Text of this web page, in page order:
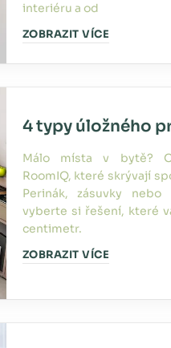
interiéru a od
ZOBRAZIT VÍCE
4 typy úložného
Málo místa v bytě?
RoomIQ, které skrývají
Perinák, zásuvky
vyberte si řešení, které
centimetr.
ZOBRAZIT VÍCE